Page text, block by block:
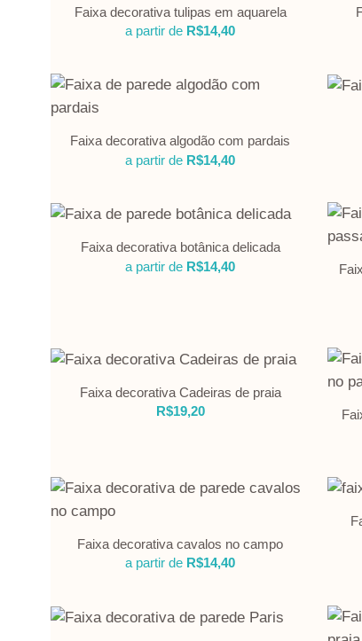
Faixa decorativa tulipas em aquarela
a partir de R$14,40
Faixa decorativa algodão com pardais
a partir de R$14,40
Faixa decorativa botânica delicada
a partir de R$14,40
Faixa decorativa Cadeiras de praia
R$19,20
Faixa decorativa cavalos no campo
a partir de R$14,40